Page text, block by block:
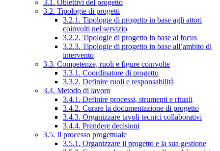
3.1. Obiettivi del progetto
3.2. Tipologie di progetti
3.2.1. Tipologie di progetto in base agli attori
coinvolti nel servizio
3.2.2. Tipologie di progetto in base al focus
3.2.3. Tipologie di progetto in base all’ambito di
intervento
3.3. Competenze, ruoli e figure coinvolte
3.3.1. Coordinatore di progetto
3.3.2. Definire ruoli e responsabilità
3.4. Metodo di lavoro
3.4.1. Definire processi, strumenti e rituali
3.4.2. Curare la documentazione di progetto
3.4.3. Organizzare tavoli tecnici collaborativi
3.4.4. Prendere decisioni
3.5. Il processo progettuale
3.5.1. Organizzare il progetto e la sua gestione